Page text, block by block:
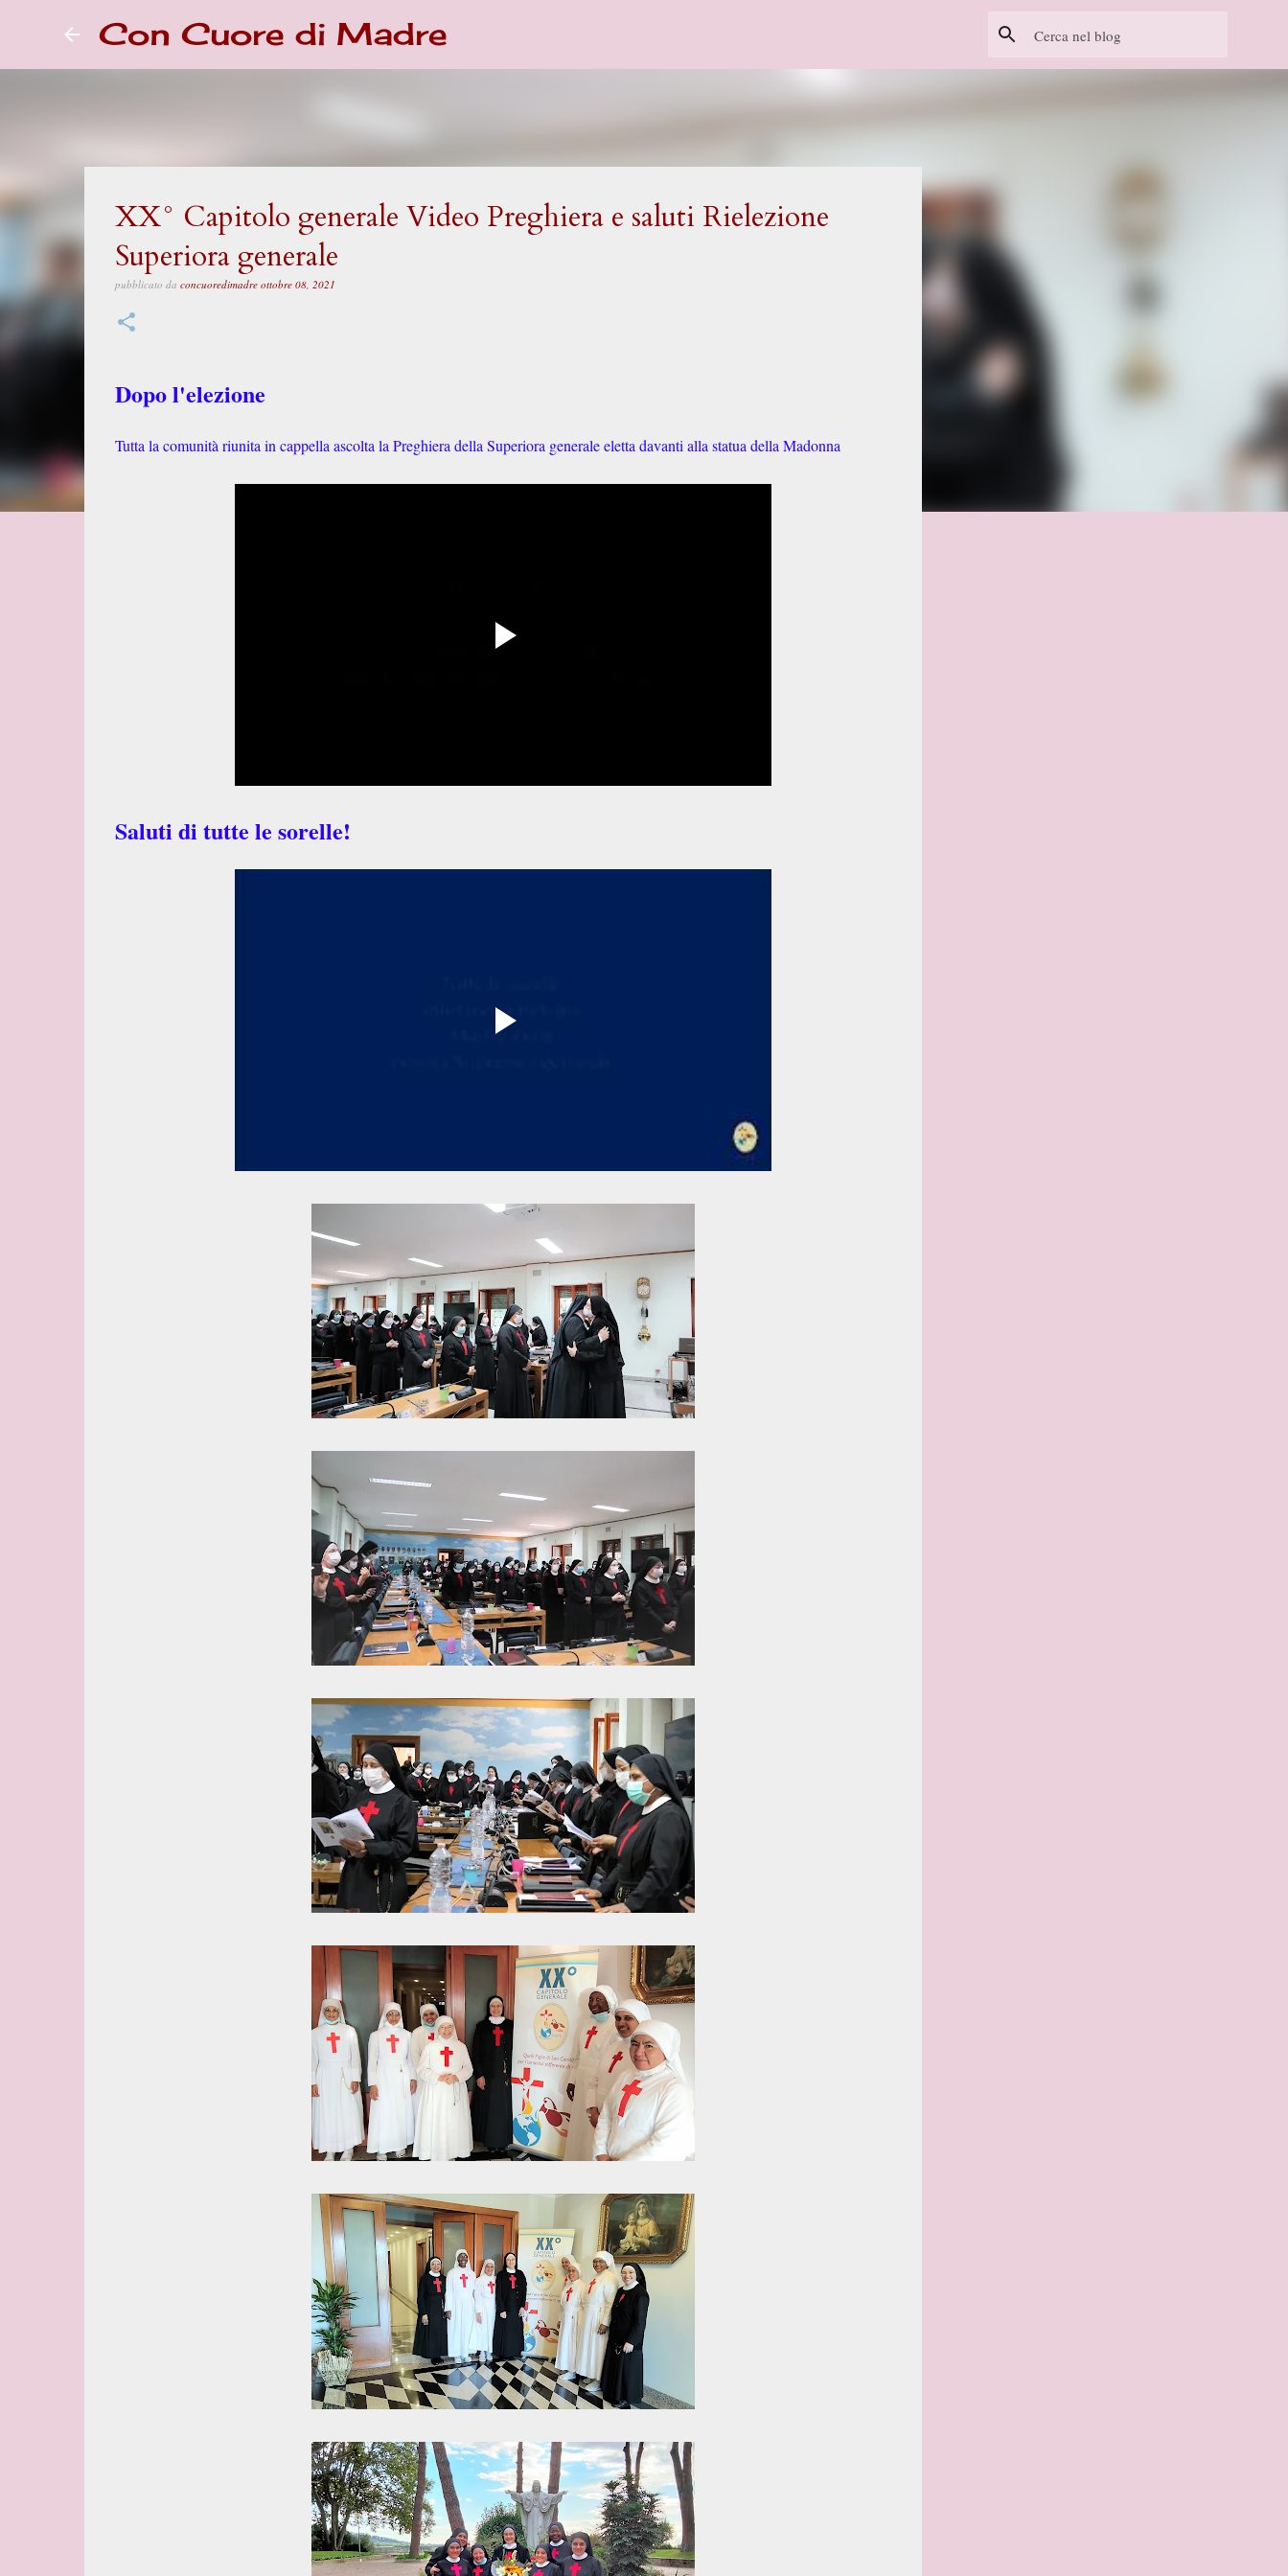
Con Cuore di Madre
XX° Capitolo generale Video Preghiera e saluti Rielezione
Superiora generale
pubblicato da concuoredimadre ottobre 08, 2021
Dopo l'elezione
Tutta la comunità riunita in cappella ascolta la Preghiera della Superiora generale eletta davanti alla statua della Madonna
Saluti di tutte le sorelle!